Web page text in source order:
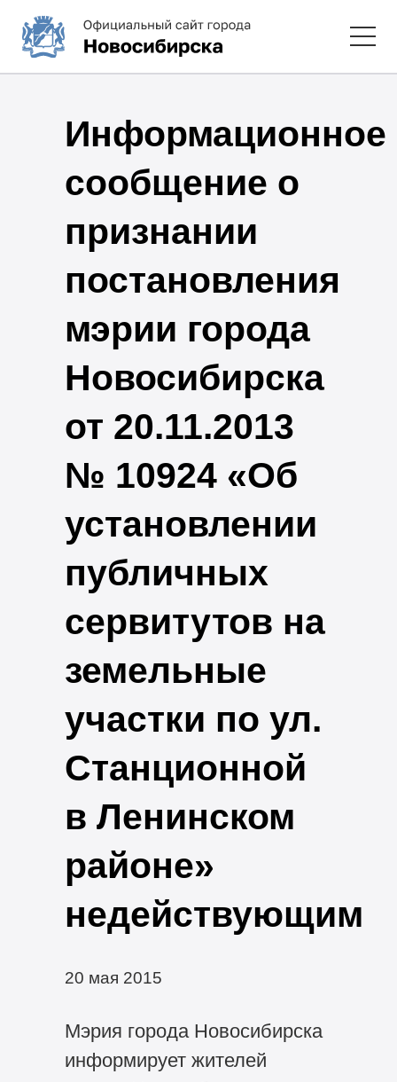
Информационное
сообщение о
признании
постановления
мэрии города
Новосибирска
от 20.11.2013
№ 10924 «Об
установлении
публичных
сервитутов на
земельные
участки по ул.
Станционной
в Ленинском
районе»
недействующим
20 мая 2015
Мэрия города Новосибирска
информирует жителей